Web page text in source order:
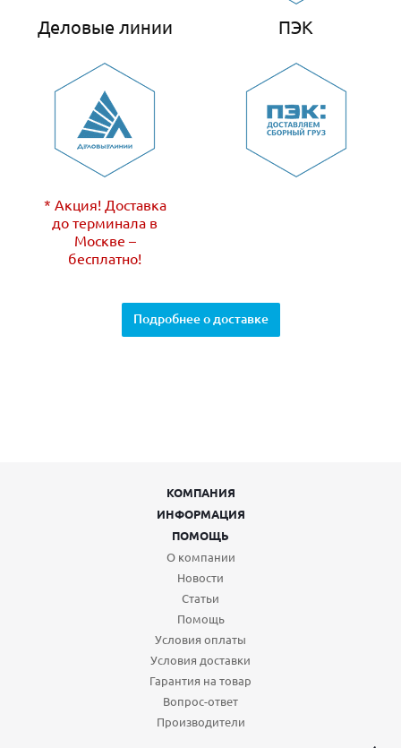
Деловые линии
* Акция! Доставка
до терминала в
Москве –
бесплатно!
ПЭК
Подробнее о доставке
КОМПАНИЯ
ИНФОРМАЦИЯ
ПОМОЩЬ
О компании
Новости
Статьи
Помощь
Условия оплаты
Условия доставки
Гарантия на товар
Вопрос-ответ
Производители